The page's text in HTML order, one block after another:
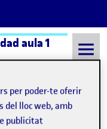
aula 1
García
per poder-te oferir
del lloc web, amb
publicitat